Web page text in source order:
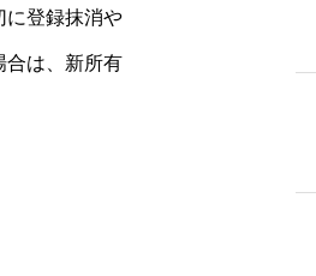
に登録抹消や
合は、新所有